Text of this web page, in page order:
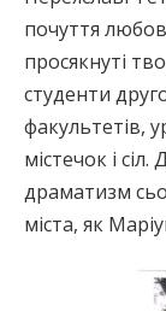
почуття
просякнуті
студенти
факультетів,
містечок і
драматизм
міста, як